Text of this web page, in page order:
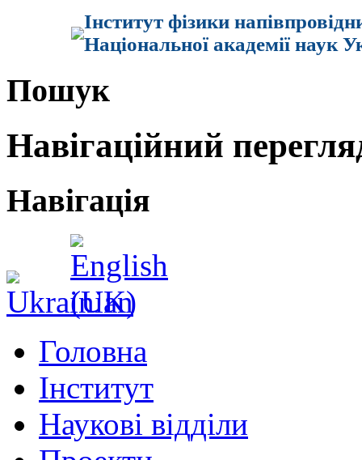
Інститут фізики
Національної академії наук
Пошук
Навігаційний
Навігація
Головна
Інститут
Наукові відділи